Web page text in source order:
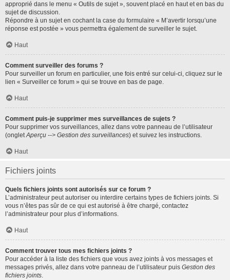
approprié dans le menu « Outils de sujet », souvent placé en haut et en bas du
sujet de discussion.
Répondre à un sujet en cochant la case du formulaire « M’avertir lorsqu’une
réponse est postée » vous permettra également de surveiller le sujet.
Haut
Comment surveiller des forums ?
Pour surveiller un forum en particulier, une fois entré sur celui-ci, cliquez sur le
lien « Surveiller ce forum » qui se trouve en bas de page.
Haut
Comment puis-je supprimer mes surveillances de sujets ?
Pour supprimer vos surveillances, allez dans votre panneau de l’utilisateur
(ongletAperçu --> Gestion des surveillances) et suivez les instructions.
Haut
Fichiers joints
Quels fichiers joints sont autorisés sur ce forum ?
L’administrateur peut autoriser ou interdire certains types de fichiers joints. Si
vous n’êtes pas sûr de ce qui est autorisé à être chargé, contactez
l’administrateur pour plus d’informations.
Haut
Comment trouver tous mes fichiers joints ?
Pour accéder à la liste des fichiers que vous avez joints à vos messages et
messages privés, allez dans votre panneau de l’utilisateur puis Gestion des
fichiers joints.